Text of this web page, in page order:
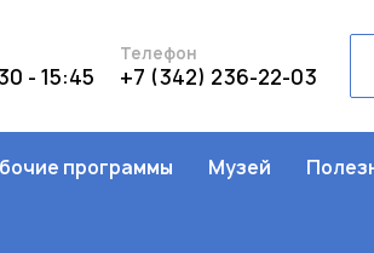
- 15:45
Телефон
+7 (342) 236-22-03
программы Музей